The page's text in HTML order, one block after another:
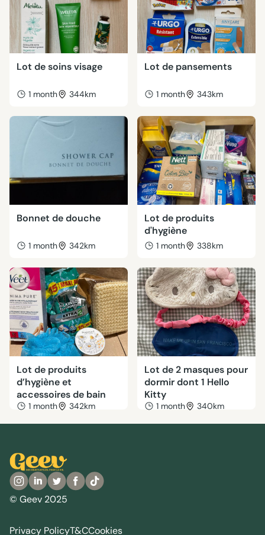
Lot de soins visage
1 month 344km
Lot de pansements
1 month 343km
Bonnet de douche
1 month 342km
Lot de produits
d'hygiène
1 month 338km
Lot de produits
d’hygiène et
accessoires de bain
1 month 342km
Lot de 2 masques pour
dormir dont 1 Hello
Kitty
1 month 340km
© Geev 2025
Privacy PolicyT&CCookies